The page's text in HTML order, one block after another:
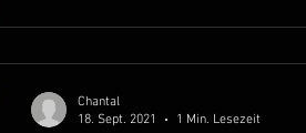
Chantal
18. Sept. 2021
1 Min. Lesezeit